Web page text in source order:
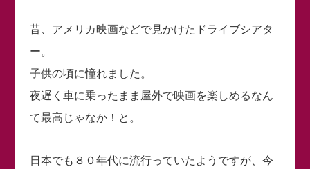
昔、アメリカ映画などで見かけたドライブシアタ
ー。
子供の頃に憧れました。
夜遅く車に乗ったまま屋外で映画を楽しめるなん
て最高じゃなか！と。
日本でも８０年代に流行っていたようですが、今